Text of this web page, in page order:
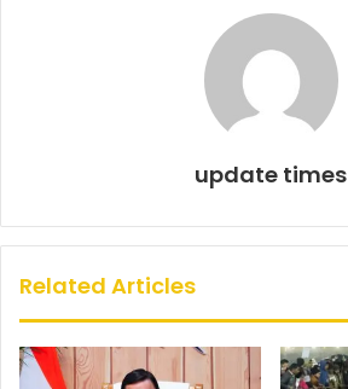
update times
Related Articles